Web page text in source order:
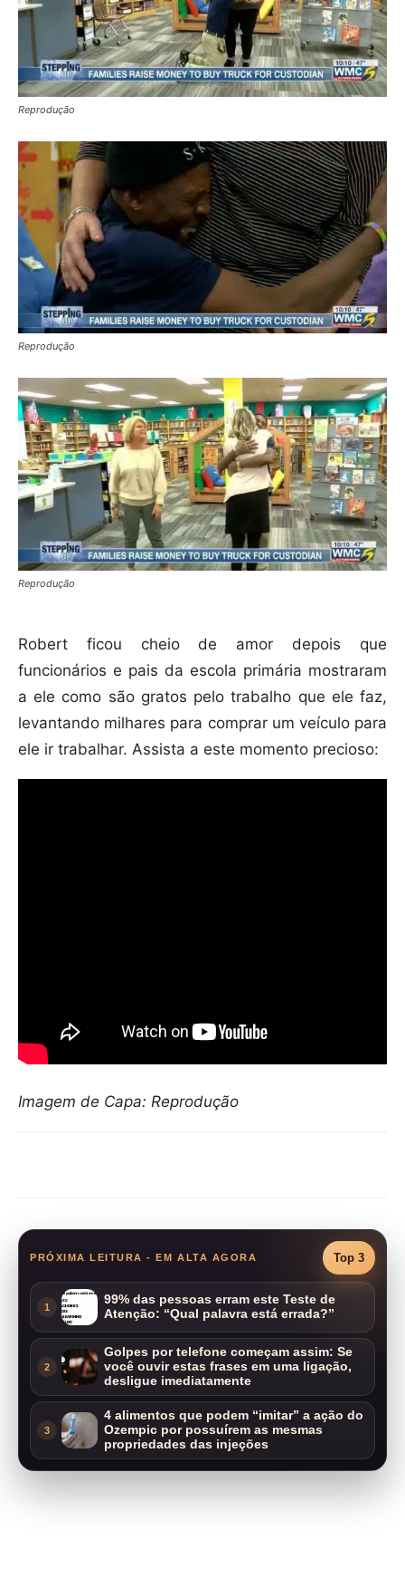
Reprodução
Reprodução
Reprodução
Robert ficou cheio de amor depois que
funcionários e pais da escola primária mostraram
a ele como são gratos pelo trabalho que ele faz,
levantando milhares para comprar um veículo para
ele ir trabalhar. Assista a este momento precioso:
Imagem de Capa: Reprodução
PRÓXIMA LEITURA - EM ALTA AGORA Top 3
1
99% das pessoas erram este Teste de
Atenção: “Qual palavra está errada?”
2
Golpes por telefone começam assim: Se
você ouvir estas frases em uma ligação,
desligue imediatamente
3
4 alimentos que podem “imitar” a ação do
Ozempic por possuírem as mesmas
propriedades das injeções